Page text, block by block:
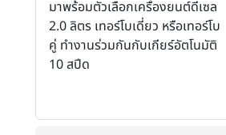
มาพร้อมตัวเลือกเครื่องยนต์ดีเซล
2.0 ลิตร เทอร์โบเดี่ยว หรือเทอร์โบ
คู่ ทำงานร่วมกันกับเกียร์อัตโนมัติ
10 สปีด